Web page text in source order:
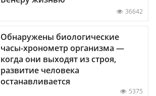
36642
Обнаружены биологические
часы-хронометр организма —
когда они выходят из строя,
развитие человека
останавливается
5375